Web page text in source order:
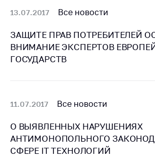
13.07.2017 Все новости
ЗАЩИТЕ ПРАВ ПОТРЕБИТЕЛЕЙ
ВНИМАНИЕ ЭКСПЕРТОВ
ГОСУДАРСТВ
11.07.2017 Все новости
О ВЫЯВЛЕННЫХ НАРУШЕНИЯХ
АНТИМОНОПОЛЬНОГО
СФЕРЕ IT ТЕХНОЛОГИЙ